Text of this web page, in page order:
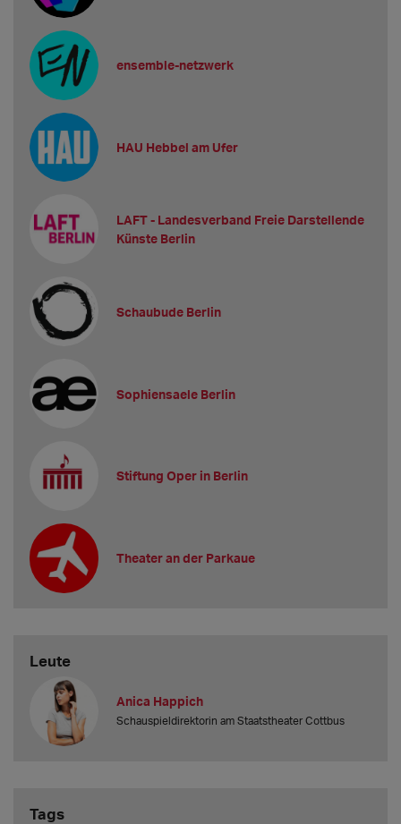
ensemble-netzwerk
HAU Hebbel am Ufer
LAFT - Landesverband Freie Darstellende
Künste Berlin
Schaubude Berlin
Sophiensaele Berlin
Stiftung Oper in Berlin
Theater an der Parkaue
Leute
Anica Happich
Schauspieldirektorin am Staatstheater Cottbus
Tags